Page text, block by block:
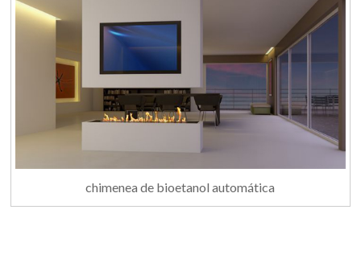
chimenea de bioetanol automática